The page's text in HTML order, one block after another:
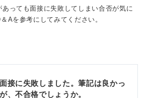
っても面接に失敗してしまい合否が気に
Aを参考にしてみてください。
接に失敗しました。筆記は良かっ
、不合格でしょうか。